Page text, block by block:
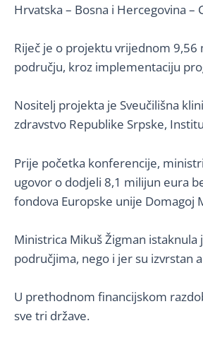
Hrvatska – Bosna i Hercegovina –
Riječ je o projektu vrijednom
području, kroz implementaciju
Nositelj projekta je Sveučilišna
zdravstvo Republike Srpske,
Prije početka konferencije,
ugovor o dodjeli 8,1 milijun eura
fondova Europske unije Domagoj
Ministrica Mikuš Žigman
područjima, nego i jer su izvrstan
U prethodnom financijskom
sve tri države.